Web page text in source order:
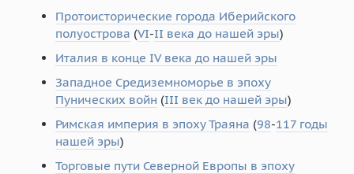
Протоисторические города Иберийского
полуострова (VI-II века до нашей эры)
Италия в конце IV века до нашей эры
Западное Средиземноморье в эпоху
Пунических войн (III век до нашей эры)
Римская империя в эпоху Траяна (98-117 годы
нашей эры)
Торговые пути Северной Европы в эпоху